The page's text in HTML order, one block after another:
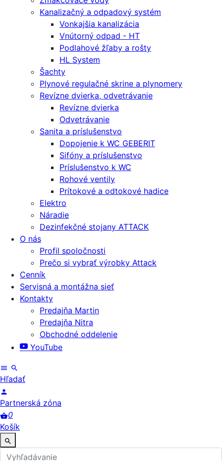
Kanalizačný a odpadový systém
Vonkajšia kanalizácia
Vnútorný odpad - HT
Podlahové žľaby a rošty
HL System
Šachty
Plynové regulačné skrine a plynomery
Revízne dvierka, odvetrávanie
Revízne dvierka
Odvetrávanie
Sanita a príslušenstvo
Dopojenie k WC GEBERIT
Sifóny a príslušenstvo
Príslušenstvo k WC
Rohové ventily
Prítokové a odtokové hadice
Elektro
Náradie
Dezinfekčné stojany ATTACK
O nás
Profil spoločnosti
Prečo si vybrať výrobky Attack
Cenník
Servisná a montážna sieť
Kontakty
Predajňa Martin
Predajňa Nitra
Obchodné oddelenie
YouTube
Hľadať
Partnerská zóna
0
Košík